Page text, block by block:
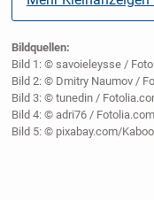
Bildquellen:
Bild 1: © savoieleysse /
Bild 2: © Dmitry Naumov /
Bild 3: © tunedin /
Bild 4: © adri76 / Fotolia.com
Bild 5: © pixabay.com/